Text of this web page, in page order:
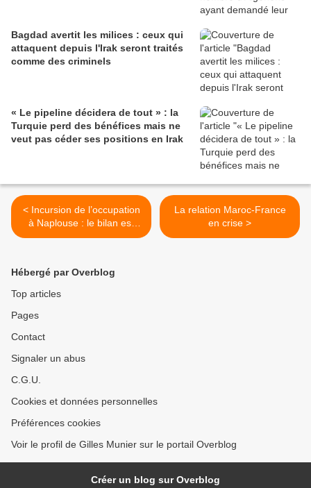
Bagdad avertit les milices : ceux qui
attaquent depuis l'Irak seront traités
comme des criminels
« Le pipeline décidera de tout » : la
Turquie perd des bénéfices mais ne
veut pas céder ses positions en Irak
< Incursion de l’occupation
à Naplouse : le bilan est
passé à 11 martyrs et 100
La relation Maroc-France
en crise >
Hébergé par Overblog
Top articles
Pages
Contact
Signaler un abus
C.G.U.
Cookies et données personnelles
Préférences cookies
Voir le profil de Gilles Munier sur le portail Overblog
Créer un blog sur Overblog